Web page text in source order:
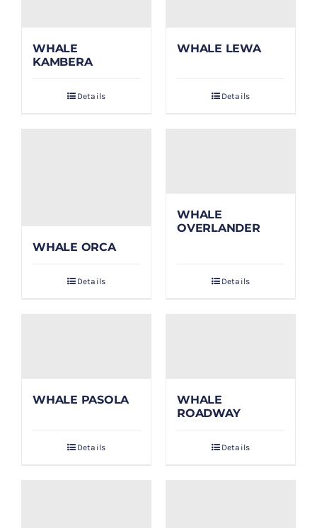
WHALE
KAMBERA
Details
WHALE LEWA
Details
WHALE ORCA
Details
WHALE
OVERLANDER
Details
WHALE PASOLA
Details
WHALE
ROADWAY
Details